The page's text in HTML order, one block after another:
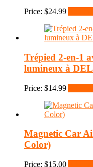
Price: $24.99
Trépied 2-en-1
lumineux à DEL
Price: $14.99
Magnetic Car
Color)
Price: $15.00